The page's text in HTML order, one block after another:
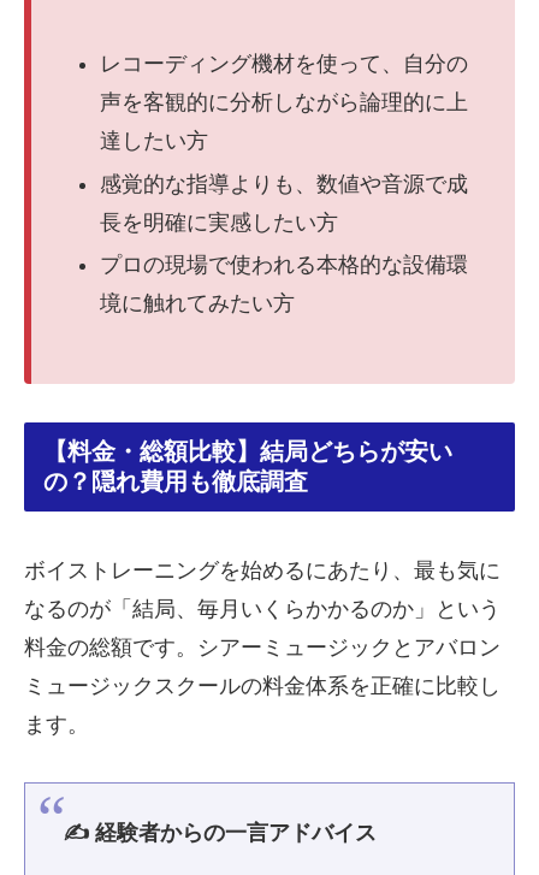
レコーディング機材を使って、自分の
声を客観的に分析しながら論理的に上
達したい方
感覚的な指導よりも、数値や音源で成
長を明確に実感したい方
プロの現場で使われる本格的な設備環
境に触れてみたい方
【料金・総額比較】結局どちらが安い
の？隠れ費用も徹底調査
ボイストレーニングを始めるにあたり、最も気に
なるのが「結局、毎月いくらかかるのか」という
料金の総額です。シアーミュージックとアバロン
ミュージックスクールの料金体系を正確に比較し
ます。
✍️ 経験者からの一言アドバイス